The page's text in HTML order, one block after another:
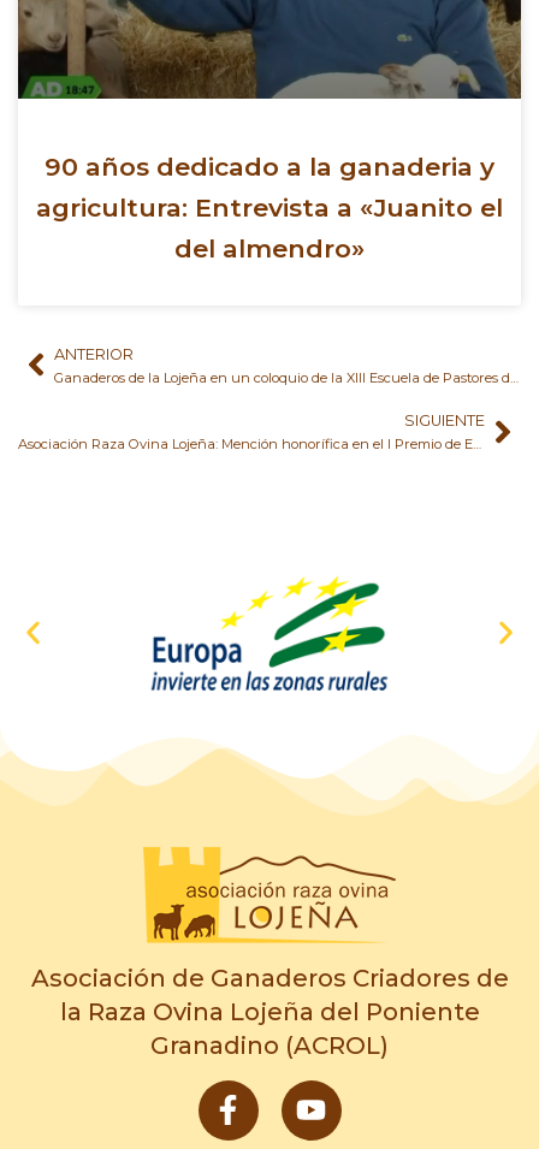
90 años dedicado a la ganaderia y
agricultura: Entrevista a «Juanito el
del almendro»
AntANTERIOR
Ganaderos de la Lojeña en un coloquio de la XIII Escuela de Pastores de Andalucía
SIGUIENTE
Asociación Raza Ovina Lojeña: Mención honorífica en el I Premio de Ecología 2026
Asociación de Ganaderos Criadores de
la Raza Ovina Lojeña del Poniente
Granadino (ACROL)
F
a
Y
o